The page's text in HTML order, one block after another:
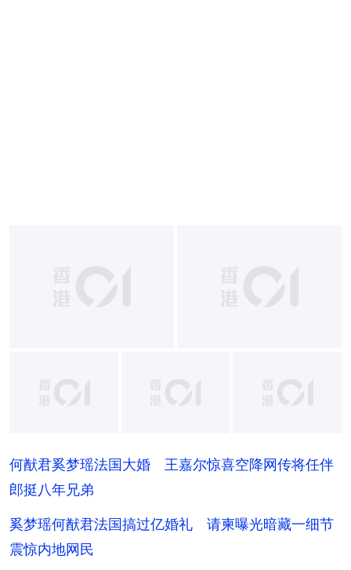
+12
何猷君奚梦瑶法国大婚 王嘉尔惊喜空降网传将任伴
郎挺八年兄弟
奚梦瑶何猷君法国搞过亿婚礼 请柬曝光暗藏一细节
震惊内地网民